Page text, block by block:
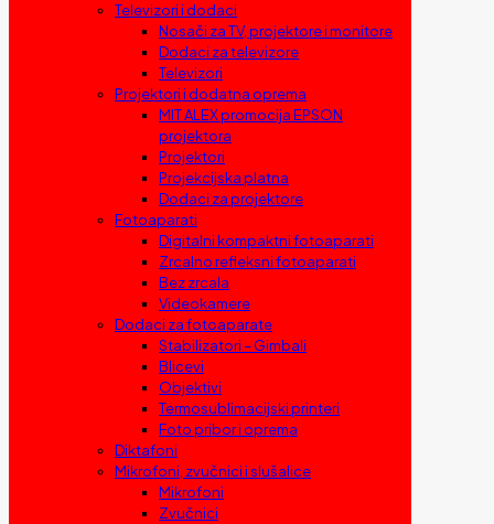
Televizori i dodaci
Nosači za TV, projektore i monitore
Dodaci za televizore
Televizori
Projektori i dodatna oprema
MIT ALEX promocija EPSON
projektora
Projektori
Projekcijska platna
Dodaci za projektore
Fotoaparati
Digitalni kompaktni fotoaparati
Zrcalno refleksni fotoaparati
Bez zrcala
Videokamere
Dodaci za fotoaparate
Stabilizatori – Gimbali
Blicevi
Objektivi
Termosublimacijski printeri
Foto pribor i oprema
Diktafoni
Mikrofoni, zvučnici i slušalice
Mikrofoni
Zvučnici